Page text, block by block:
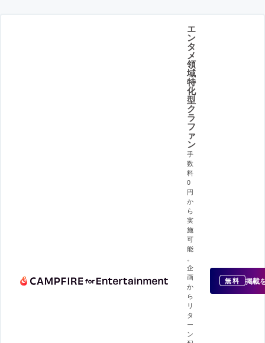
エ
ン
タ
メ
領
域
特
化
型
ク
ラ
フ
ァ
ン
手
数
料
0
円
か
ら
実
施
可
能
企
画
か
ら
リ
タ
ー
ン
無料 掲載